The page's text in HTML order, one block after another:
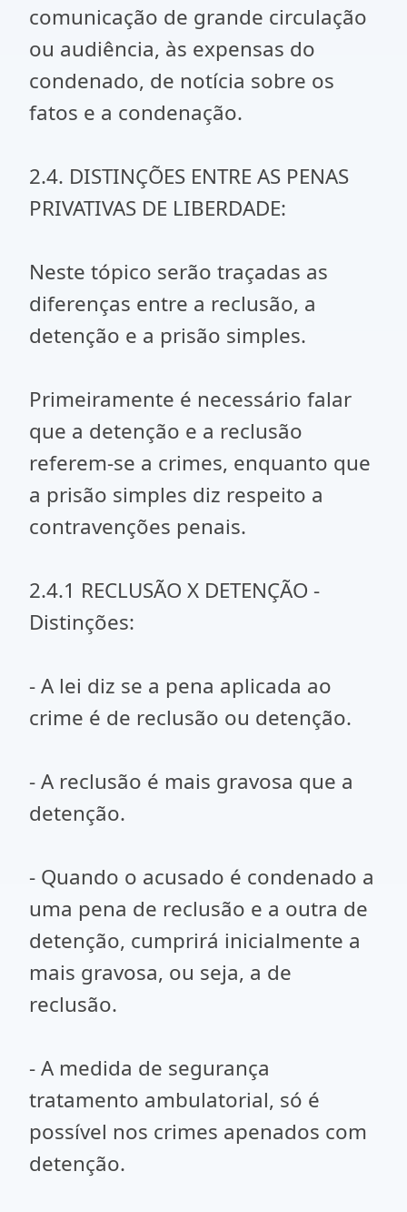
comunicação de grande circulação
ou audiência, às expensas do
condenado, de notícia sobre os
fatos e a condenação.
2.4. DISTINÇÕES ENTRE AS PENAS
PRIVATIVAS DE LIBERDADE:
Neste tópico serão traçadas as
diferenças entre a reclusão, a
detenção e a prisão simples.
Primeiramente é necessário falar
que a detenção e a reclusão
referem-se a crimes, enquanto que
a prisão simples diz respeito a
contravenções penais.
2.4.1 RECLUSÃO X DETENÇÃO -
Distinções:
- A lei diz se a pena aplicada ao
crime é de reclusão ou detenção.
- A reclusão é mais gravosa que a
detenção.
- Quando o acusado é condenado a
uma pena de reclusão e a outra de
detenção, cumprirá inicialmente a
mais gravosa, ou seja, a de
reclusão.
- A medida de segurança
tratamento ambulatorial, só é
possível nos crimes apenados com
detenção.